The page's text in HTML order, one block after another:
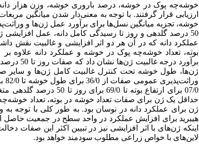
ارزیابی قرار گرفتند. با توجه به معنی‌دار شدن میانگین
خوشه، تجزیه میانگین نسل‌ها برای برآورد عمل ژن‌ها و
50 درصد گلدهی و روز تا رسیدگی کامل دانه، عمل
عملکرد دانه که در آن هر دو اثر افزایشی و غالبیت نقش
بوته، تعداد خوشه‌چه پوک در خوشه و عملکرد دانه علاوه بر
برآورد
ژن‌ها، طول خوشه تحت کنترل غالبیت کامل ژن‌ها و سایر
07/0 برای ارتفاع بوته
ژن برای عملکرد دانه در نوسان بود. به طور کلی با توجه به
هیبرید برای افزایش عملکرد در واحد سطح در جمعیت حاصل
اینکه ژن‌های با اثر افزایشی نیز در تبیین اکثر این صفات
لاین‌های با خواص زراعی مطلوب سودمند خواهد بود.